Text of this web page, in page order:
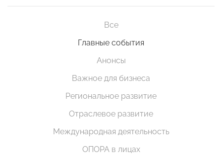
Все
Главные события
Анонсы
Важное для бизнеса
Региональное развитие
Отраслевое развитие
Международная деятельность
ОПОРА в лицах